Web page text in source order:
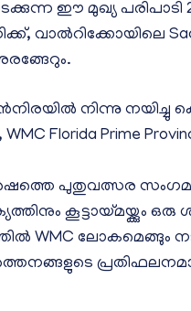
ഈ മുഖ്യ പരിപാടി
വാൽറിക്കോയിലെ
മുൻനിരയിൽ നിന്നു
Florida Prime
പുതുവത്സര
കൂട്ടായ്മയ്ക്കും ഒരു
WMC ലോകമെങ്ങും